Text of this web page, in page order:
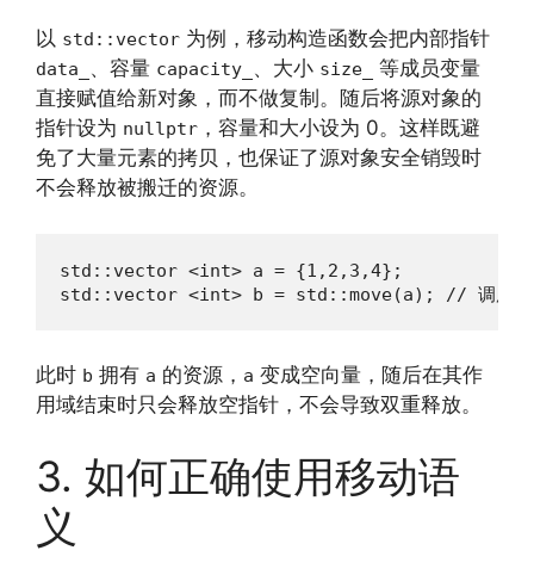
以 std::vector 为例，移动构造函数会把内部指针
data_ 、容量 capacity_ 、大小 size_
等成员变量
直接赋值给新对象，而不做复制。随后将源对象的
指针设为 nullptr ，容量和大小设为 0。这样既避
免了大量元素的拷贝，也保证了源对象安全销毁时
不会释放被搬迁的资源。
std::vector <int> a = {1,2,3,4};
std::vector <int> b = std::move(a); // 调用移动
此时 b 拥有 a 的资源， a 变成空向量，随后在其作
用域结束时只会释放空指针，不会导致双重释放。
3. 如何正确使用移动语
义